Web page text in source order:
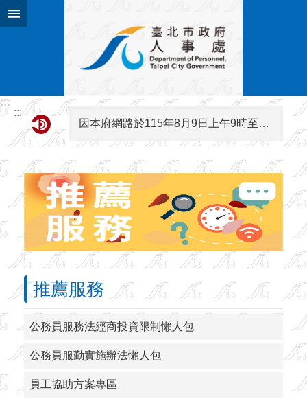
跳到主要內容區塊
:::
:::
因本府網路於115年8月9日上午9時至下午6時進行施工，屆時可能有網路瞬斷之情形，若有網站或服務卡住情形，請重新連線即可排除，造成不便，敬請見諒。
推薦服務
公務員服務法經商投資限制懶人包
公務員服勤實施辦法懶人包
員工協助方案專區